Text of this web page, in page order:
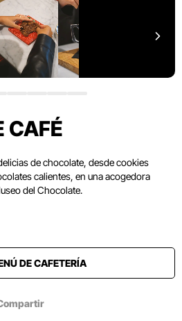
CAFÉ
de chocolate, desde cookies
calientes, en una acogedora
del Chocolate.
DE CAFETERÍA